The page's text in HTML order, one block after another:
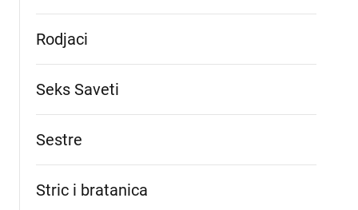
Rodjaci
Seks Saveti
Sestre
Stric i bratanica